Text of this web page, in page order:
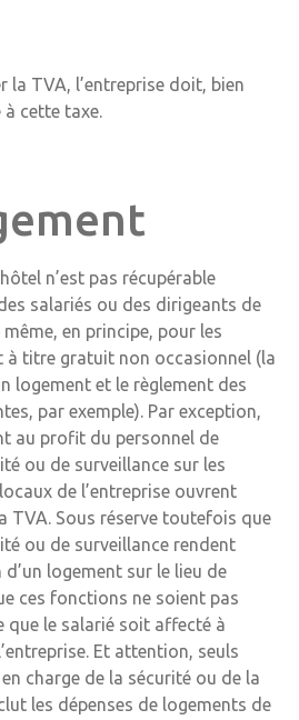
la TVA, l’entreprise doit, bien
cette taxe.
n’est pas récupérable
salariés ou des dirigeants de
même, en principe, pour les
à titre gratuit non occasionnel (la
logement et le règlement des
par exemple). Par exception,
au profit du personnel de
ou de surveillance sur les
de l’entreprise ouvrent
TVA. Sous réserve toutefois que
ou de surveillance rendent
logement sur le lieu de
ces fonctions ne soient pas
que le salarié soit affecté à
Et attention, seuls
charge de la sécurité ou de la
les dépenses de logements de